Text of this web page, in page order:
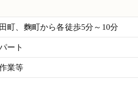
町、麴町から各徒歩5分～10分
ート
業等